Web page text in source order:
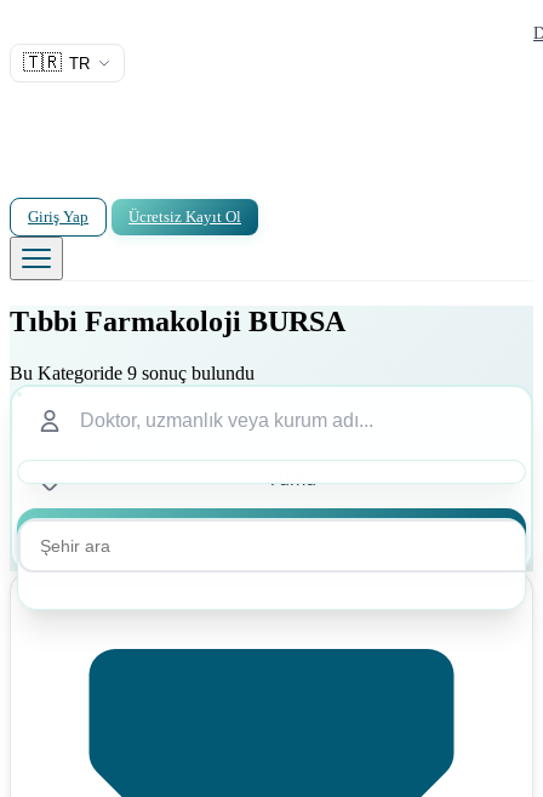
🇹🇷 TR
Giriş Yap Ücretsiz Kayıt Ol
Tıbbi Farmakoloji BURSA
Bu Kategoride 9 sonuç bulundu